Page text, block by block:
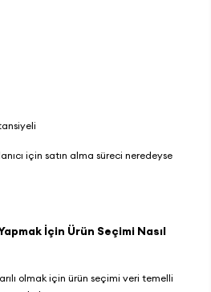
için satın alma süreci neredeyse
İçin Ürün Seçimi Nasıl
olmak için ürün seçimi veri temelli